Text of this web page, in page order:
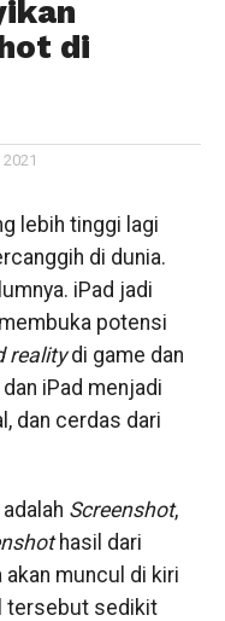
di
lebih tinggi lagi
di dunia.
iPad jadi
potensi
realitydi game dan
iPad menjadi
dan cerdas dari
Screenshot,
hasil dari
muncul di kiri
tersebut sedikit